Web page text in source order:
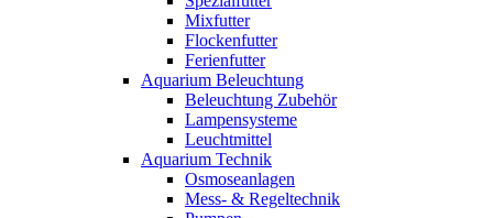
Mixfutter
Flockenfutter
Ferienfutter
Aquarium Beleuchtung
Beleuchtung Zubehör
Lampensysteme
Leuchtmittel
Aquarium Technik
Osmoseanlagen
Mess- & Regeltechnik